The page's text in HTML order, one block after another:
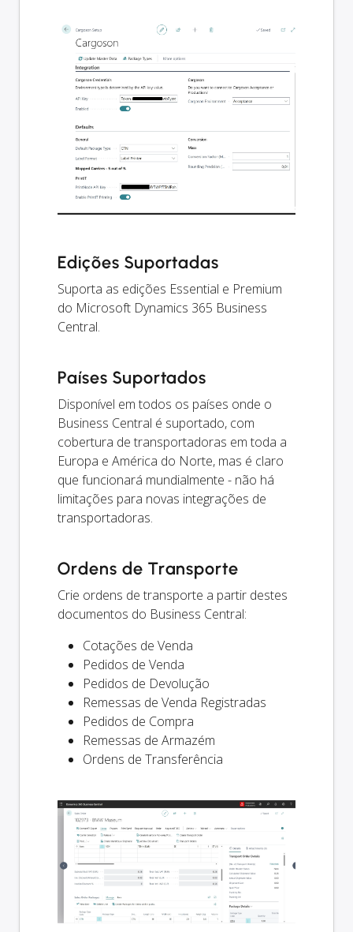
Edições Suportadas
Suporta as edições Essential e Premium
do Microsoft Dynamics 365 Business
Central.
Países Suportados
Disponível em todos os países onde o
Business Central é suportado, com
cobertura de transportadoras em toda a
Europa e América do Norte, mas é claro
que funcionará mundialmente - não há
limitações para novas integrações de
transportadoras.
Ordens de Transporte
Crie ordens de transporte a partir destes
documentos do Business Central:
Cotações de Venda
Pedidos de Venda
Pedidos de Devolução
Remessas de Venda Registradas
Pedidos de Compra
Remessas de Armazém
Ordens de Transferência